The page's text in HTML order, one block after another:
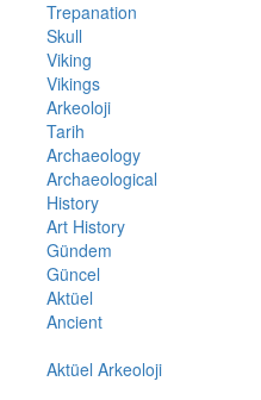
Trepanation
Skull
Viking
Vikings
Arkeoloji
Tarih
Archaeology
Archaeological
History
Art History
Gündem
Güncel
Aktüel
Ancient
Aktüel Arkeoloji